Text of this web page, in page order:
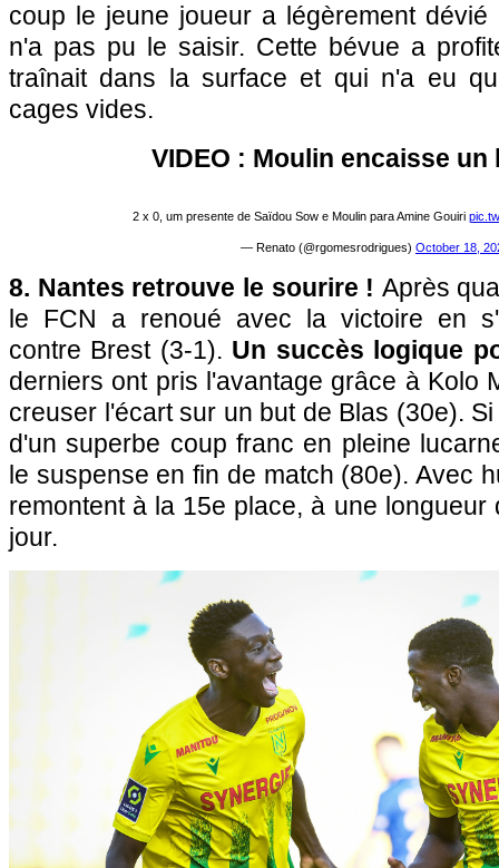
coup le jeune joueur a légèrement
n'a pas pu le saisir. Cette bévue a
traînait dans la surface et qui n'a eu
cages vides.
VIDEO : Moulin encaisse un
2 x 0, um presente de Saïdou Sow e Moulin para Amine Gouiri
— Renato (@rgomesrodrigues) October 18,
8. Nantes retrouve le sourire ! Après
le FCN a renoué avec la victoire en
contre Brest (3-1). Un succès logique
derniers ont pris l'avantage grâce à Kolo
creuser l'écart sur un but de Blas (30e).
d'un superbe coup franc en pleine
le suspense en fin de match (80e). Avec
remontent à la 15e place, à une
jour.